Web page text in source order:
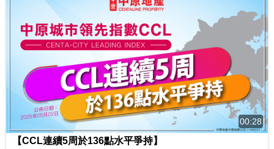
00:28
【CCL連續5周於136點水平爭持】